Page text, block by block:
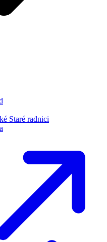
Staré radnici